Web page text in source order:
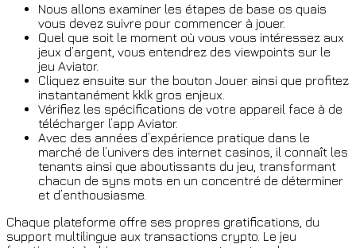
Nous allons examiner les étapes de base os quais
vous devez suivre pour commencer à jouer.
Quel que soit le moment où vous vous intéressez aux
jeux d’argent, vous entendrez des viewpoints sur le
jeu Aviator.
Cliquez ensuite sur the bouton Jouer ainsi que profitez
instantanément kklk gros enjeux.
Vérifiez les spécifications de votre appareil face à de
télécharger l’app Aviator.
Avec des années d’expérience pratique dans le
marché de l’univers des internet casinos, il connaît les
tenants ainsi que aboutissants du jeu, transformant
chacun de syns mots en un concentré de déterminer
et d’enthousiasme.
Chaque plateforme offre ses propres gratifications, du
support multilingue aux transactions crypto. Le jeu